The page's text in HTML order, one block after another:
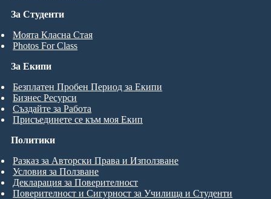
За Студенти
Моята Класна Стая
Photos For Class
За Екипи
Безплатен Пробен Период за Екипи
Бизнес Ресурси
Създайте за Работа
Присъединете се към моя Екип
Политики
Разказ за Авторски Права и Използване
Условия за Ползване
Декларация за Поверителност
Поверителност и Сигурност за Училища и Студенти